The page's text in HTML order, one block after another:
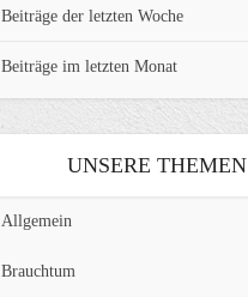
Beiträge der letzten Woche
Beiträge im letzten Monat
UNSERE THEMEN
Allgemein
Brauchtum